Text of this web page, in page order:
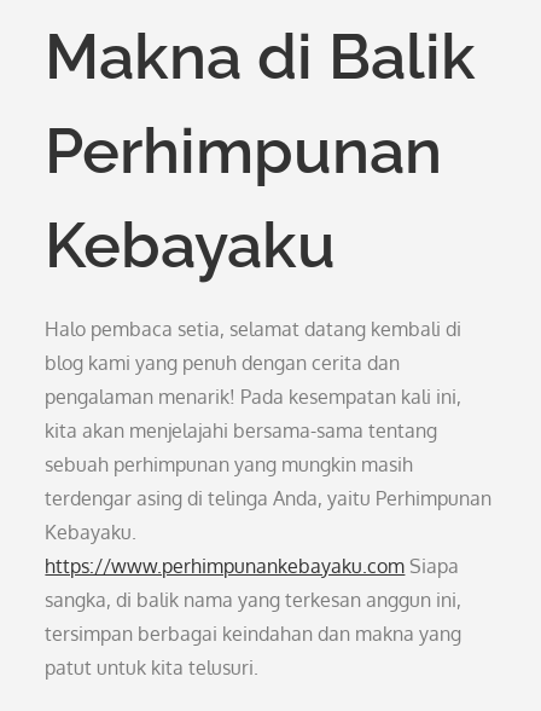
Makna di Balik
Perhimpunan
Kebayaku
Halo pembaca setia, selamat datang kembali di
blog kami yang penuh dengan cerita dan
pengalaman menarik! Pada kesempatan kali ini,
kita akan menjelajahi bersama-sama tentang
sebuah perhimpunan yang mungkin masih
terdengar asing di telinga Anda, yaitu Perhimpunan
Kebayaku.
https://www.perhimpunankebayaku.com Siapa
sangka, di balik nama yang terkesan anggun ini,
tersimpan berbagai keindahan dan makna yang
patut untuk kita telusuri.